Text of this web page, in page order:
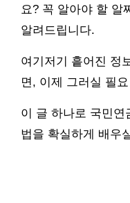
요? 꼭 알아야 할 알
알려드립니다.
여기저기 흩어진 정
면, 이제 그러실 필
이 글 하나로 국민연
법을 확실하게 배우